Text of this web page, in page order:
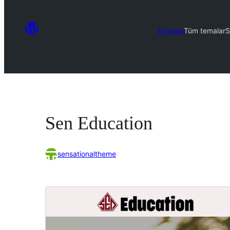
TemalarTüm temalar
Sen Education
sensationaltheme